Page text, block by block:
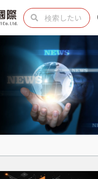
検
索 索